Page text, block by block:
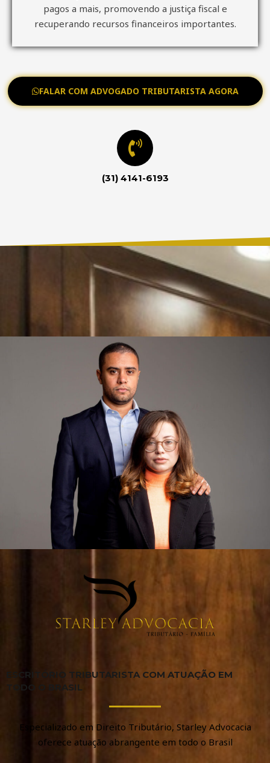
pagos a mais, promovendo a justiça fiscal e
recuperando recursos financeiros importantes.
FALAR COM ADVOGADO TRIBUTARISTA AGORA
(31) 4141-6193
ESCRITÓRIO TRIBUTARISTA COM ATUAÇÃO EM
TODO O BRASIL
Especializado em Direito Tributário, Starley Advocacia
oferece atuação abrangente em todo o Brasil